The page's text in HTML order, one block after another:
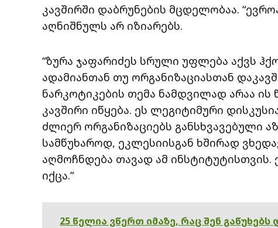
კავშირში დაბრუნების მცდელობაა.
აღნიშნულს არ იზიარებს.
“ზურა ჯაფარიძეს სრული უფლება აქვს
ადამიანთან თუ ორგანიზაციასთან
ნარკოტიკების თემა ნამდვილად არაა
კავშირი იწყება. ეს ლეგიტიმური
ძლიერ ორგანიზაციებს განსხვავებული
სამწუხაროდ, ეკლესიისგან ხშირად
აღმოჩნდება თავად ამ ინსტიტუტისთვის.
იქცა.”
25 წელია ვწერთ იმაზე, რაც შენ